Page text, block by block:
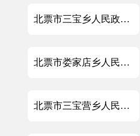
北票市三宝乡人民政府2025年政府信息公开工作年度报告
北票市娄家店乡人民政府2025年政府信息公开工作年度报告
北票市三宝营乡人民政府2025年政府信息公开工作年度报告